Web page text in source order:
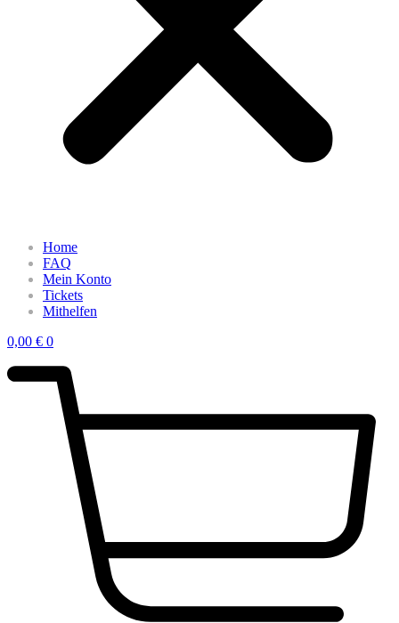
Home
FAQ
Mein Konto
Tickets
Mithelfen
0,00 € 0